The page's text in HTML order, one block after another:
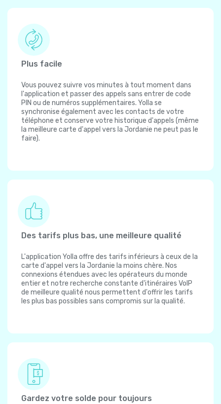
Plus facile
Vous pouvez suivre vos minutes à tout moment dans
l'application et passer des appels sans entrer de code
PIN ou de numéros supplémentaires. Yolla se
synchronise également avec les contacts de votre
téléphone et conserve votre historique d'appels (même
la meilleure carte d'appel vers la Jordanie ne peut pas le
faire).
Des tarifs plus bas, une meilleure qualité
L'application Yolla offre des tarifs inférieurs à ceux de la
carte d'appel vers la Jordanie la moins chère. Nos
connexions étendues avec les opérateurs du monde
entier et notre recherche constante d'itinéraires VoIP
de meilleure qualité nous permettent d'offrir les tarifs
les plus bas possibles sans compromis sur la qualité.
Gardez votre solde pour toujours